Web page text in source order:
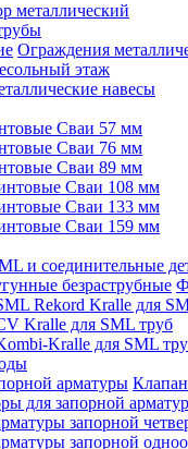
металлический
Ограждения
этаж
навесы
Сваи 57 мм
Сваи 76 мм
Сваи 89 мм
Сваи 108 мм
Сваи 133 мм
Сваи 159 мм
и соединительные
Rekord Kralle для
Kralle для SML труб
Kralle для SML
запорной
запорной